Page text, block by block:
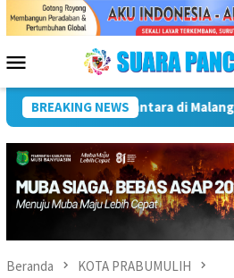
Menu
Mobile
BREAKING NEWS
Infrastruktur Kebudayaan
Beranda KOTA PRABUMULIH